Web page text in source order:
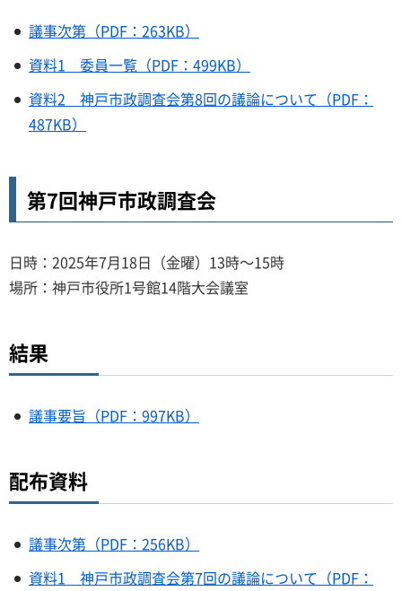
議事次第（PDF：263KB）
資料1 委員一覧（PDF：499KB）
資料2 神戸市政調査会第8回の議論について（PDF：
487KB）
第7回神戸市政調査会
日時：2025年7月18日（金曜）13時～15時
場所：神戸市役所1号館14階大会議室
結果
議事要旨（PDF：997KB）
配布資料
議事次第（PDF：256KB）
資料1 神戸市政調査会第7回の議論について（PDF：